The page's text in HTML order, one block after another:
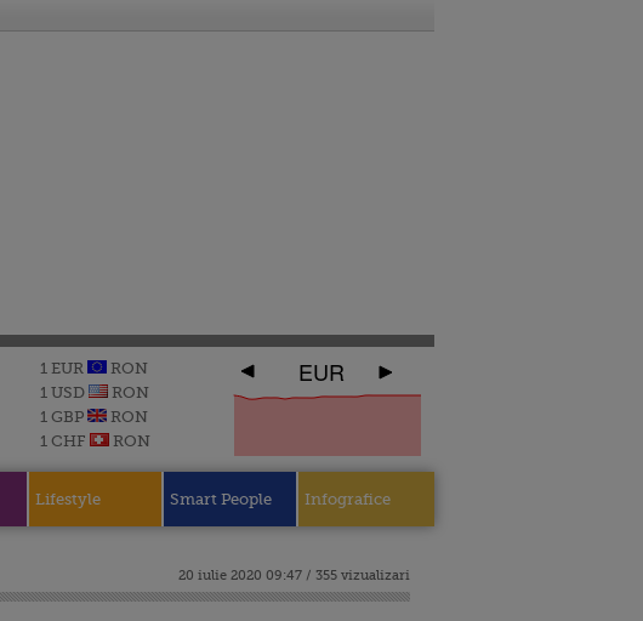
1 EUR
RON
1 USD
RON
1 GBP
RON
1 CHF
RON
EUR
Lifestyle Smart People Infografice
20 iulie 2020 09:47 / 355 vizualizari